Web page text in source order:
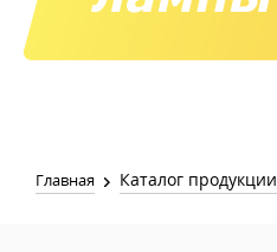
Распродажа
Главная Каталог продукции